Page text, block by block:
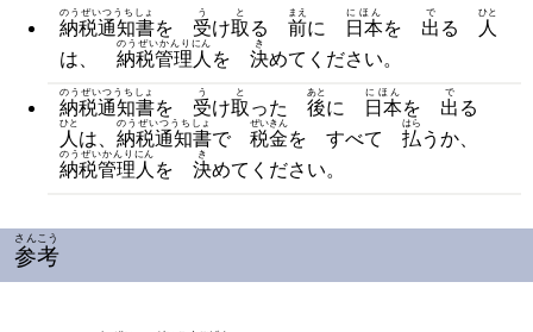
納税通知書
のうぜいつうちしょ
を 受
う
け取
と
る 前
まえ
に 日本
にほん
を 出
で
る 人
ひと
は、 納税管理人
のうぜいかんりにん
を 決
き
めてください。
納税通知書
のうぜいつうちしょ
を 受
う
け取
と
った 後
あと
に 日本
にほん
を 出
で
る
人
ひと
は、 納税通知書
のうぜいつうちしょ
で 税金
ぜいきん
を すべて 払
はら
うか、
納税管理人
のうぜいかんりにん
を 決
き
めてください。
参考
さんこう